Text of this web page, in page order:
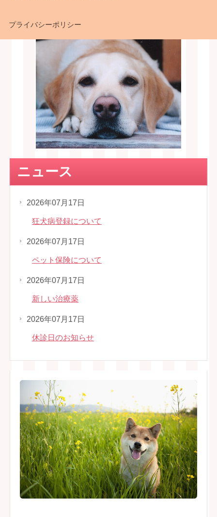
プライバシーポリシー
ニュース
2026年07月17日
狂犬病登録について
2026年07月17日
ペット保険について
2026年07月17日
新しい治療薬
2026年07月17日
休診日のお知らせ